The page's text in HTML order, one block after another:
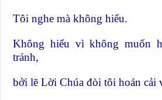
Tôi nghe mà không hiểu.
Không hiểu vì không muốn
tránh,
bởi lẽ Lời Chúa đòi tôi hoán cải